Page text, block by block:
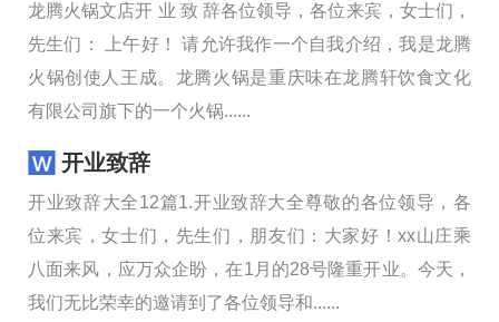
龙腾火锅文店开 业 致 辞各位领导，各位来宾，女士们，
先生们： 上午好！ 请允许我作一个自我介绍，我是龙腾
火锅创使人王成。龙腾火锅是重庆味在龙腾轩饮食文化
有限公司旗下的一个火锅......
开业致辞
开业致辞大全12篇1.开业致辞大全尊敬的各位领导，各
位来宾，女士们，先生们，朋友们：大家好！xx山庄乘
八面来风，应万众企盼，在1月的28号隆重开业。今天，
我们无比荣幸的邀请到了各位领导和......